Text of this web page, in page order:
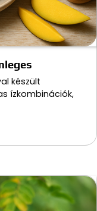
készült
ízkombinációk,